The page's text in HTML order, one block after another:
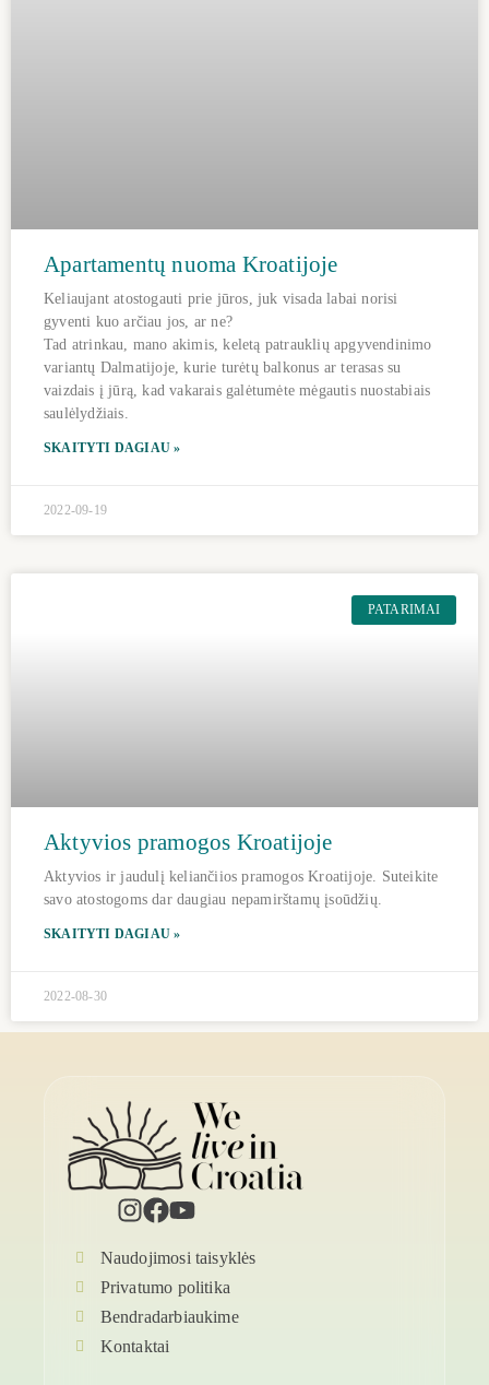
Apartamentų nuoma Kroatijoje
Keliaujant atostogauti prie jūros, juk visada labai norisi
gyventi kuo arčiau jos, ar ne?
Tad atrinkau, mano akimis, keletą patrauklių apgyvendinimo
variantų Dalmatijoje, kurie turėtų balkonus ar terasas su
vaizdais į jūrą, kad vakarais galėtumėte mėgautis nuostabiais
saulėlydžiais.
SKAITYTI DAGIAU »
2022-09-19
PATARIMAI
Aktyvios pramogos Kroatijoje
Aktyvios ir jaudulį keliančiios pramogos Kroatijoje. Suteikite
savo atostogoms dar daugiau nepamirštamų įsoūdžių.
SKAITYTI DAGIAU »
2022-08-30
Naudojimosi taisyklės
Privatumo politika
Bendradarbiaukime
Kontaktai